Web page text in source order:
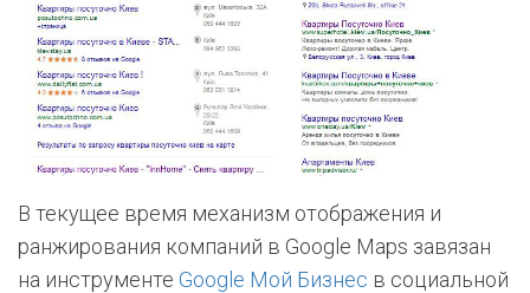
В текущее время механизм отображения и
ранжирования компаний в Google Maps завязан
на инструменте Google Мой Бизнес в социальной